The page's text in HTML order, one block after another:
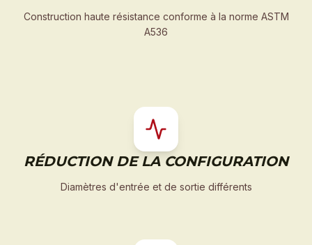
Construction haute résistance conforme à la norme ASTM
A536
RÉDUCTION DE LA CONFIGURATION
Diamètres d'entrée et de sortie différents